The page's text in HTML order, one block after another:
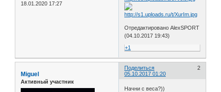
18.01.2020 17:27
Отредактировано AlexSPORT
(04.10.2017 19:43)
+1
Поделиться
2
05.10.2017 01:20
Miguel
Активный участник
Начни с веса?))